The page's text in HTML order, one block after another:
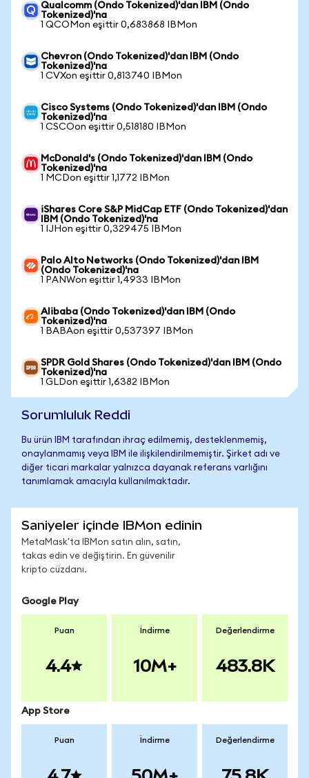
Qualcomm (Ondo Tokenized)'dan IBM (Ondo
Tokenized)'na
1 QCOMon eşittir 0,683868 IBMon
Chevron (Ondo Tokenized)'dan IBM (Ondo
Tokenized)'na
1 CVXon eşittir 0,813740 IBMon
Cisco Systems (Ondo Tokenized)'dan IBM (Ondo
Tokenized)'na
1 CSCOon eşittir 0,518180 IBMon
McDonald's (Ondo Tokenized)'dan IBM (Ondo
Tokenized)'na
1 MCDon eşittir 1,1772 IBMon
iShares Core S&P MidCap ETF (Ondo Tokenized)'dan
IBM (Ondo Tokenized)'na
1 IJHon eşittir 0,329475 IBMon
Palo Alto Networks (Ondo Tokenized)'dan IBM
(Ondo Tokenized)'na
1 PANWon eşittir 1,4933 IBMon
Alibaba (Ondo Tokenized)'dan IBM (Ondo
Tokenized)'na
1 BABAon eşittir 0,537397 IBMon
SPDR Gold Shares (Ondo Tokenized)'dan IBM (Ondo
Tokenized)'na
1 GLDon eşittir 1,6382 IBMon
Sorumluluk Reddi
Bu ürün IBM tarafından ihraç edilmemiş, desteklenmemiş,
onaylanmamış veya IBM ile ilişkilendirilmemiştir. Şirket adı ve
diğer ticari markalar yalnızca dayanak referans varlığını
tanımlamak amacıyla kullanılmaktadır.
Saniyeler içinde IBMon edinin
MetaMask'ta IBMon satın alın, satın,
takas edin ve değiştirin. En güvenilir
kripto cüzdanı.
Google Play
Puan
4.4
İndirme
10M+
Değerlendirme
483.8K
App Store
Puan İndirme Değerlendirme